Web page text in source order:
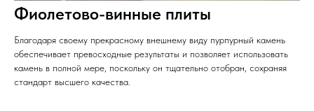
Фиолетово-винные плиты
Благодаря своему прекрасному внешнему виду пурпурный камень
обеспечивает превосходные результаты и позволяет использовать
камень в полной мере, поскольку он тщательно отобран, сохраняя
стандарт высшего качества.